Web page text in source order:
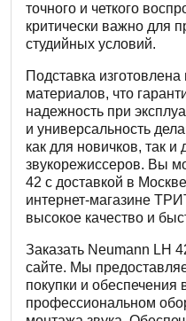
точного и четкого
критически важно для
студийных условий.
Подставка
материалов, что
надежность при
и универсальность
как для новичков, так
звукорежиссеров. Вы
42 с доставкой в
интернет-магазине
высокое качество и
Заказать Neumann LH
сайте. Мы
покупки и обеспечения
профессиональном